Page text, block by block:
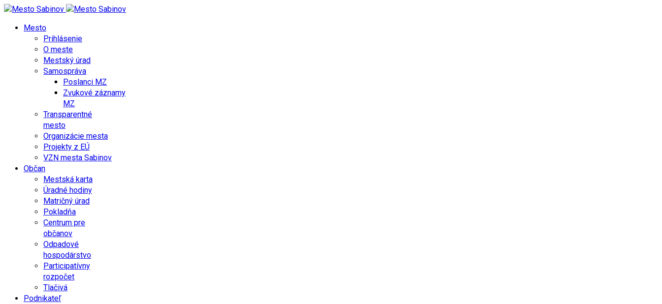
Mesto
Prihlásenie
O meste
Mestský úrad
Samospráva
Poslanci MZ
Zvukové záznamy
MZ
Transparentné
mesto
Organizácie mesta
Projekty z EÚ
VZN mesta Sabinov
Občan
Mestská karta
Úradné hodiny
Matričný úrad
Pokladňa
Centrum pre
občanov
Odpadové
hospodárstvo
Participatívny
rozpočet
Tlačivá
Podnikateľ